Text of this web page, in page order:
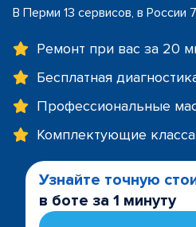
В Перми 13 сервисов, в России
Ремонт при вас за 20
Бесплатная
Профессиональные
Комплектующие класса
Узнайте точную
в боте за 1 минуту